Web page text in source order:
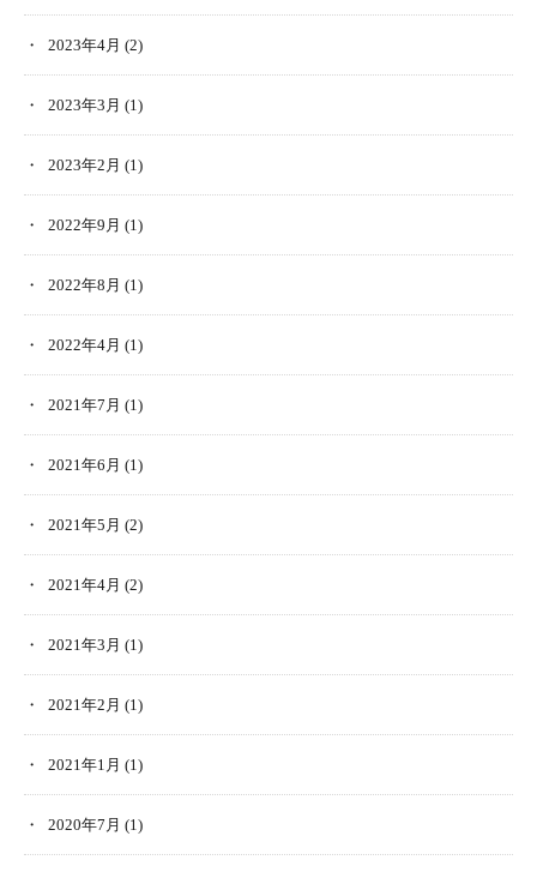
2023年4月 (2)
2023年3月 (1)
2023年2月 (1)
2022年9月 (1)
2022年8月 (1)
2022年4月 (1)
2021年7月 (1)
2021年6月 (1)
2021年5月 (2)
2021年4月 (2)
2021年3月 (1)
2021年2月 (1)
2021年1月 (1)
2020年7月 (1)